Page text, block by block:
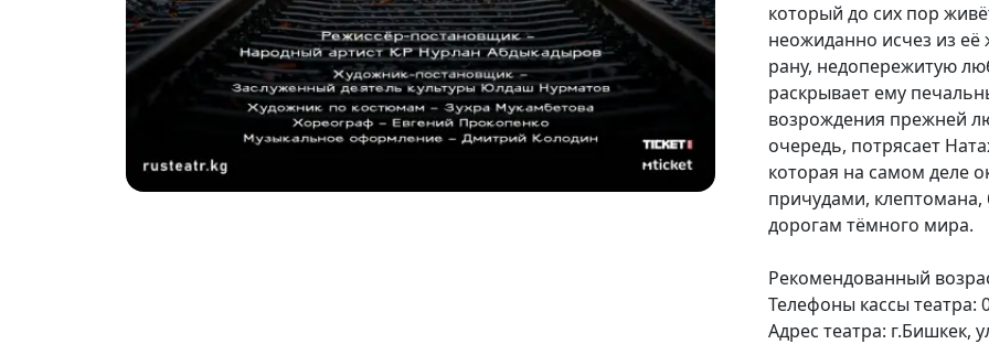
который до сих пор
неожиданно исчез из
рану, недопережитую
раскрывает ему
возрождения прежней
очередь, потрясает
которая на самом деле
причудами,
дорогам тёмного мира.
Рекомендованный
Телефоны кассы театра:
Адрес театра: г.Бишкек,